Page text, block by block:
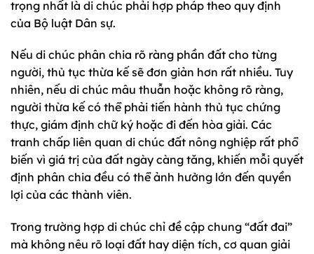
trọng nhất là di chúc phải hợp pháp theo quy định
của Bộ luật Dân sự.
Nếu di chúc phân chia rõ ràng phần đất cho từng
người, thủ tục thừa kế sẽ đơn giản hơn rất nhiều. Tuy
nhiên, nếu di chúc mâu thuẫn hoặc không rõ ràng,
người thừa kế có thể phải tiến hành thủ tục chứng
thực, giám định chữ ký hoặc đi đến hòa giải. Các
tranh chấp liên quan di chúc đất nông nghiệp rất phổ
biến vì giá trị của đất ngày càng tăng, khiến mỗi quyết
định phân chia đều có thể ảnh hưởng lớn đến quyền
lợi của các thành viên.
Trong trường hợp di chúc chỉ đề cập chung “đất đai”
mà không nêu rõ loại đất hay diện tích, cơ quan giải